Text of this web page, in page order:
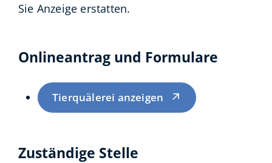
Sie Anzeige erstatten.
Onlineantrag und Formulare
Tierquälerei anzeigen
Zuständige Stelle